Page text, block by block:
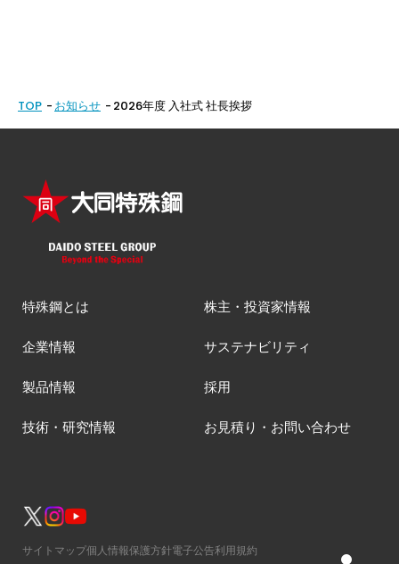
TOP お知らせ 2026年度 入社式 社長挨拶
特殊鋼とは
企業情報
製品情報
技術・研究情報
株主・投資家情報
サステナビリティ
採用
お見積り・お問い合わせ
サイトマップ個人情報保護方針電子公告利用規約